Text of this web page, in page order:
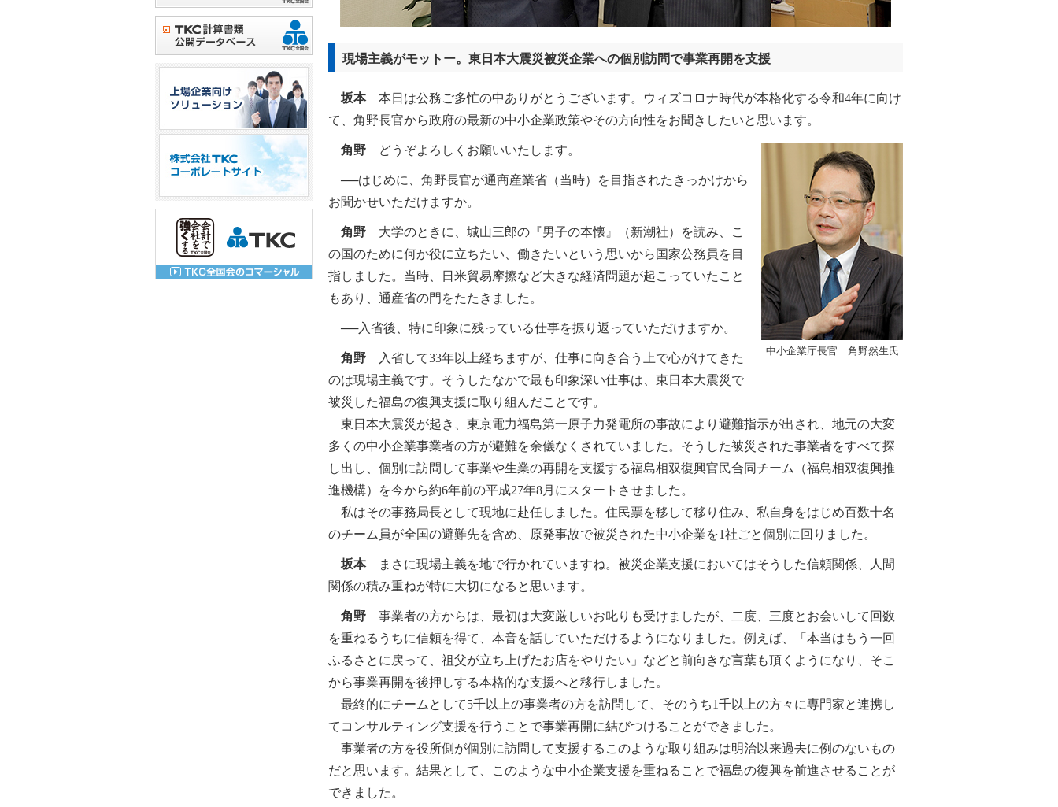
現場主義がモットー。東日本大震災被災企業への個別訪問で事業再開を支援
坂本本日は公務ご多忙の中ありがとうございます。ウィズコロナ時代が本格化する令和4年に向け
て、角野長官から政府の最新の中小企業政策やその方向性をお聞きしたいと思います。
中小企業庁長官 角野然生氏
角野 どうぞよろしくお願いいたします。
──はじめに、角野長官が通商産業省（当時）を目指されたきっかけから
お聞かせいただけますか。
角野 大学のときに、城山三郎の『男子の本懐』（新潮社）を読み、こ
の国のために何か役に立ちたい、働きたいという思いから国家公務員を目
指しました。当時、日米貿易摩擦など大きな経済問題が起こっていたこと
もあり、通産省の門をたたきました。
──入省後、特に印象に残っている仕事を振り返っていただけますか。
角野 入省して33年以上経ちますが、仕事に向き合う上で心がけてきた
のは現場主義です。そうしたなかで最も印象深い仕事は、東日本大震災で
被災した福島の復興支援に取り組んだことです。
東日本大震災が起き、東京電力福島第一原子力発電所の事故により避難指示が出され、地元の大変
多くの中小企業事業者の方が避難を余儀なくされていました。そうした被災された事業者をすべて探
し出し、個別に訪問して事業や生業の再開を支援する福島相双復興官民合同チーム（福島相双復興推
進機構）を今から約6年前の平成27年8月にスタートさせました。
私はその事務局長として現地に赴任しました。住民票を移して移り住み、私自身をはじめ百数十名
のチーム員が全国の避難先を含め、原発事故で被災された中小企業を1社ごと個別に回りました。
坂本まさに現場主義を地で行かれていますね。被災企業支援においてはそうした信頼関係、人間
関係の積み重ねが特に大切になると思います。
角野 事業者の方からは、最初は大変厳しいお叱りも受けましたが、二度、三度とお会いして回数
を重ねるうちに信頼を得て、本音を話していただけるようになりました。例えば、「本当はもう一回
ふるさとに戻って、祖父が立ち上げたお店をやりたい」などと前向きな言葉も頂くようになり、そこ
から事業再開を後押しする本格的な支援へと移行しました。
最終的にチームとして5千以上の事業者の方を訪問して、そのうち1千以上の方々に専門家と連携し
てコンサルティング支援を行うことで事業再開に結びつけることができました。
事業者の方を役所側が個別に訪問して支援するこのような取り組みは明治以来過去に例のないもの
だと思います。結果として、このような中小企業支援を重ねることで福島の復興を前進させることが
できました。